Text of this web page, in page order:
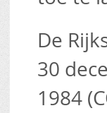
De
30
1984